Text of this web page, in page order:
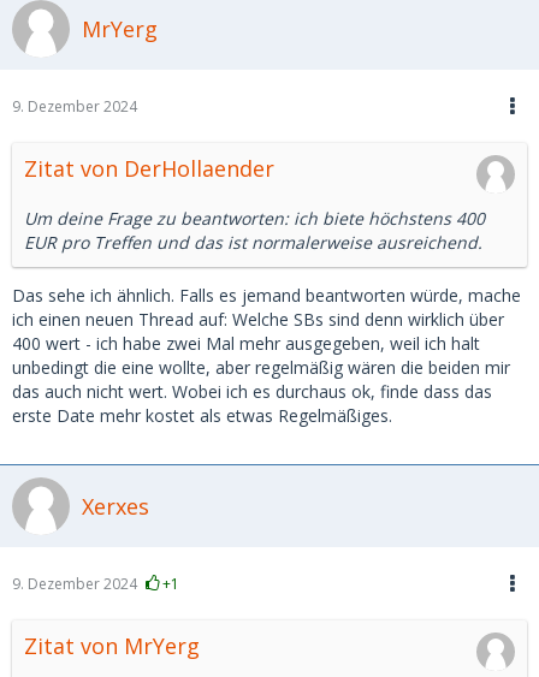
MrYerg
9. Dezember 2024
Zitat von DerHollaender
Um deine Frage zu beantworten: ich biete höchstens 400
EUR pro Treffen und das ist normalerweise ausreichend.
Das sehe ich ähnlich. Falls es jemand beantworten würde, mache
ich einen neuen Thread auf: Welche SBs sind denn wirklich über
400 wert - ich habe zwei Mal mehr ausgegeben, weil ich halt
unbedingt die eine wollte, aber regelmäßig wären die beiden mir
das auch nicht wert. Wobei ich es durchaus ok, finde dass das
erste Date mehr kostet als etwas Regelmäßiges.
Xerxes
9. Dezember 2024 +1
Zitat von MrYerg